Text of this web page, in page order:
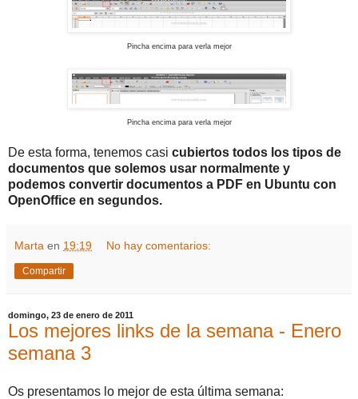
Pincha encima para verla mejor
Pincha encima para verla mejor
De esta forma, tenemos casi cubiertos todos los tipos de
documentos que solemos usar normalmente y
podemos convertir documentos a PDF en Ubuntu con
OpenOffice en segundos.
Marta en 19:19 No hay comentarios:
Compartir
domingo, 23 de enero de 2011
Los mejores links de la semana - Enero
semana 3
Os presentamos lo mejor de esta última semana: